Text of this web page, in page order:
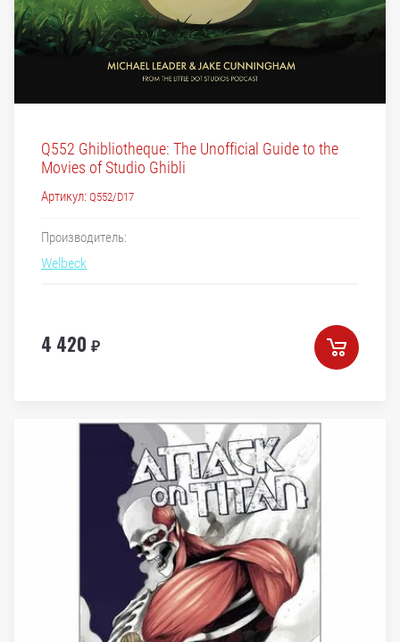
Q552 Ghibliotheque: The Unofficial Guide to the
Movies of Studio Ghibli
Артикул: Q552/D17
Производитель:
Welbeck
4 420 ₽